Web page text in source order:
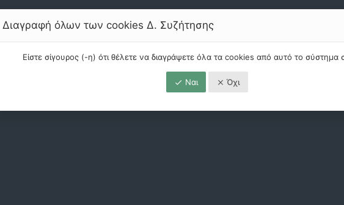
Διαγραφή όλων των cookies Δ. Συζήτησης
Είστε σίγουρος (-η) ότι θέλετε να διαγράψετε όλα τα cookies από αυτό το σύστημα
Ναι Όχι